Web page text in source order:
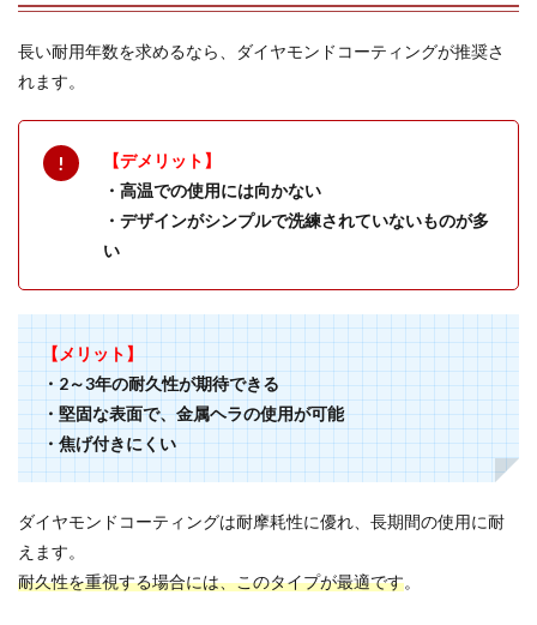
長い耐用年数を求めるなら、ダイヤモンドコーティングが推奨さ
れます。
【デメリット】
・高温での使用には向かない
・デザインがシンプルで洗練されていないものが多
い
【メリット】
・2～3年の耐久性が期待できる
・堅固な表面で、金属ヘラの使用が可能
・焦げ付きにくい
ダイヤモンドコーティングは耐摩耗性に優れ、長期間の使用に耐
えます。
耐久性を重視する場合には、このタイプが最適です。